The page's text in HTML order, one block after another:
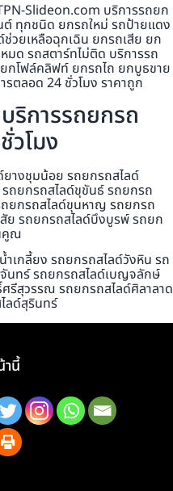
Slideon.com บริการรถยก
ทุกชนิด ยกรถใหม่ รถป้ายแดง
วยเหลือฉุกเฉิน ยกรถเสีย ยก
ด รถสตาร์ทไม่ติด บริการรถ
กโฟล์คลิฟท์ ยกรถไถ ยกบูธขาย
ตลอด 24 ชั่วโมง ราคาถูก
ริการรถยกรถ
วโมง
ยางชุมน้อย รถยกรถสไลด์
ถยกรถสไลด์ขุขันธ์ รถยกรถ
ยกรถสไลด์ขุนหาญ รถยกรถ
ย รถยกรถสไลด์บึงบูรพ์ รถยก
คูณ
เกลี้ยง รถยกรถสไลด์วังหิน รถ
นทร์ รถยกรถสไลด์เบญจลักษ์
รีสุวรรณ รถยกรถสไลด์ศิลาลาด
ลด์สุรินทร์
านี้